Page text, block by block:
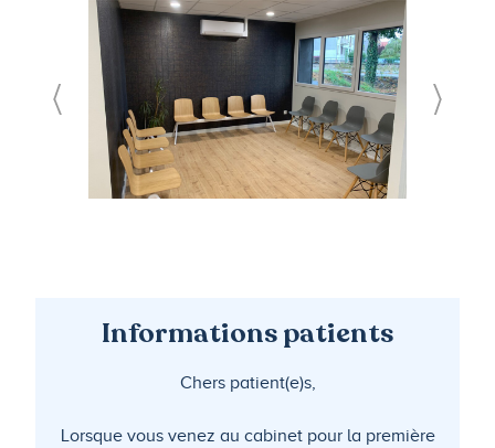
Informations patients
Chers patient(e)s,
Lorsque vous venez au cabinet pour la première